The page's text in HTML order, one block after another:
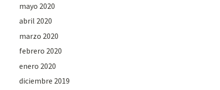
mayo 2020
abril 2020
marzo 2020
febrero 2020
enero 2020
diciembre 2019